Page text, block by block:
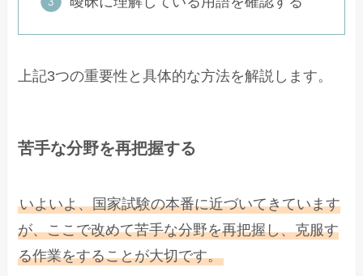
上記3つの重要性と具体的な方法を解説します。
苦手な分野を再把握する
いよいよ、国家試験の本番に近づいてきています
が、ここで改めて苦手な分野を再把握し、克服す
る作業をすることが大切です。